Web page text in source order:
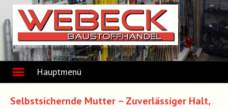
content
Hauptmenü
Selbstsichernde Mutter – Zuverlässiger Halt,